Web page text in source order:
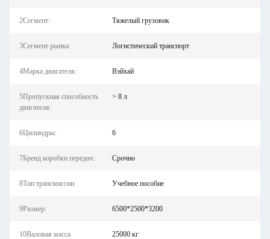
2Сегмент: Тяжелый грузовик
3Сегмент рынка: Логистический транспорт
4Марка двигателя: Вэйхай
5Пропускная способность
двигателя:
> 8 л
6Цилиндры: 6
7Бренд коробки передач: Срочно
8Тип трансмиссии: Учебное пособие
9Размер: 6500*2500*3200
10Валовая масса
25000 кг